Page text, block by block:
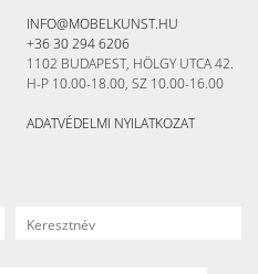
INFO@MOBELKUNST.HU
+36 30 294 6206
1102 BUDAPEST, HÖLGY UTCA 42.
H-P 10.00-18.00, SZ 10.00-16.00
ADATVÉDELMI NYILATKOZAT